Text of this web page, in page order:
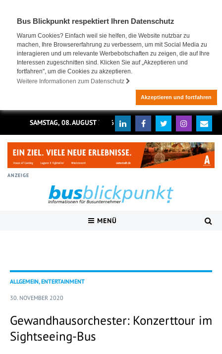
Bus Blickpunkt respektiert Ihren Datenschutz
Warum Cookies? Einfach weil sie helfen, die Website nutzbar zu
machen, Ihre Browsererfahrung zu verbessern, um mit Social Media zu
interagieren und um relevante Werbebotschaften zu zeigen, die auf Ihre
Interessen zugeschnitten sind. Klicken Sie auf „Akzeptieren und
fortfahren", um die Cookies zu akzeptieren.
Weitere Informationen zum Datenschutz
Akzeptieren und fortfahren
SAMSTAG, 08. AUGUST 2026
ANZEIGE
MENÜ
ALLGEMEIN, ENTERTAINMENT
30. NOVEMBER 2020
Gewandhausorchester: Konzerttour im
Sightseeing-Bus